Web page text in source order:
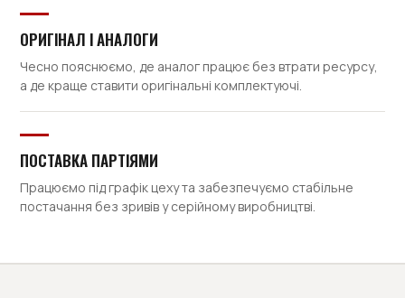
ОРИГІНАЛ І АНАЛОГИ
Чесно пояснюємо, де аналог працює без втрати ресурсу,
а де краще ставити оригінальні комплектуючі.
ПОСТАВКА ПАРТІЯМИ
Працюємо під графік цеху та забезпечуємо стабільне
постачання без зривів у серійному виробництві.